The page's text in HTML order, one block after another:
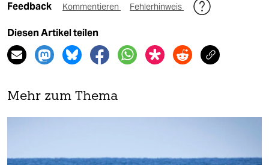
Feedback Kommentieren Fehlerhinweis
Diesen Artikel teilen
Mehr zum Thema